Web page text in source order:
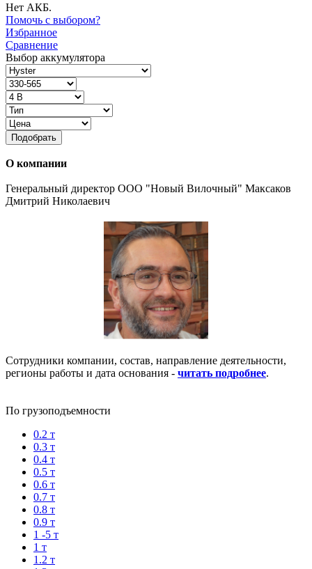
Нет АКБ.
Помочь с выбором?
Избранное
Сравнение
Выбор аккумулятора
Подобрать
О компании
Генеральный директор ООО "Новый Вилочный" Максаков
Дмитрий Николаевич
Сотрудники компании, состав, направление деятельности,
регионы работы и дата основания - читать подробнее.
По грузоподъемности
0.2 т
0.3 т
0.4 т
0.5 т
0.6 т
0.7 т
0.8 т
0.9 т
1 -5 т
1 т
1.2 т